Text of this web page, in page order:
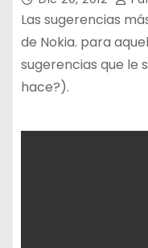
Las sugerencias
de Nokia. para
sugerencias que le
hace?).